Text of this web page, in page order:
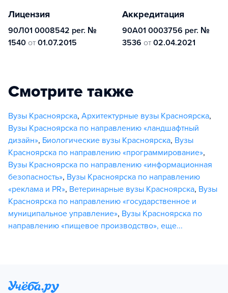
Лицензия
90Л01 0008542 рег. №
1540 от 01.07.2015
Аккредитация
90А01 0003756 рег. №
3536 от 02.04.2021
Смотрите также
Вузы Красноярска, Архитектурные вузы Красноярска,
Вузы Красноярска по направлению «ландшафтный
дизайн», Биологические вузы Красноярска, Вузы
Красноярска по направлению «программирование»,
Вузы Красноярска по направлению «информационная
безопасность», Вузы Красноярска по направлению
«реклама и PR», Ветеринарные вузы Красноярска, Вузы
Красноярска по направлению «государственное и
муниципальное управление», Вузы Красноярска по
направлению «пищевое производство», еще...